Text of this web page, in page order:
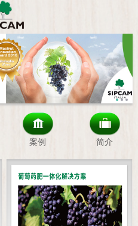
案例 简介